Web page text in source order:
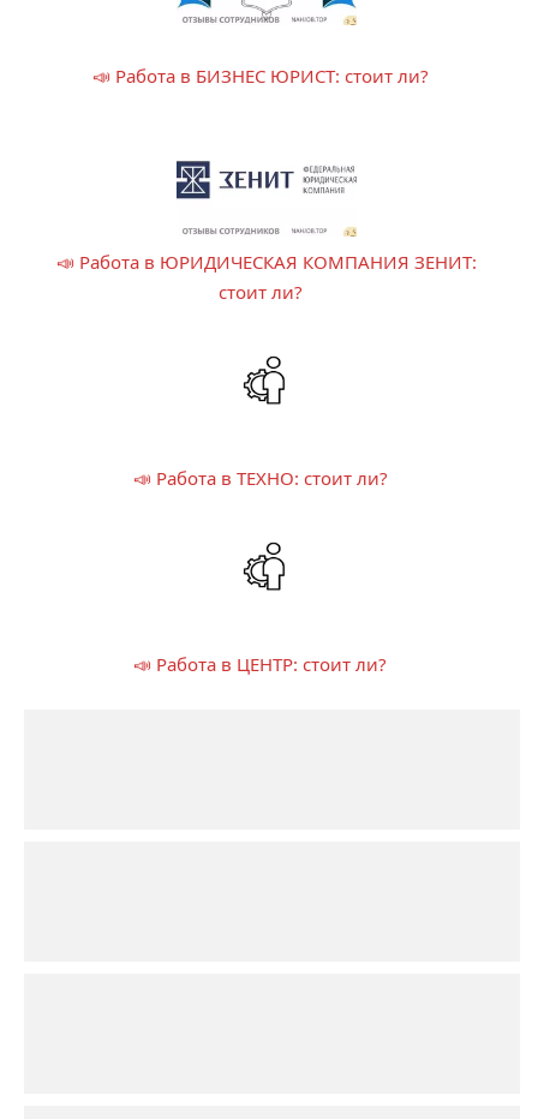
📣 Работа в БИЗНЕС ЮРИСТ: стоит ли?
📣 Работа в ЮРИДИЧЕСКАЯ КОМПАНИЯ ЗЕНИТ:
стоит ли?
📣 Работа в ТЕХНО: стоит ли?
📣 Работа в ЦЕНТР: стоит ли?